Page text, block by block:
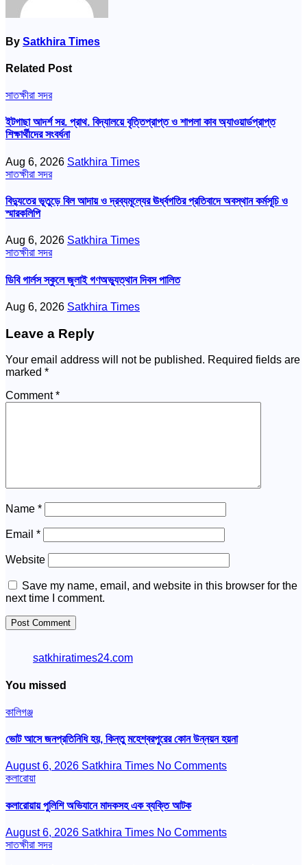
By Satkhira Times
Related Post
সাতক্ষীরা সদর
ইটগাছা আদর্শ সর. প্রাথ. বিদ্যালয়ে বৃত্তিপ্রাপ্ত ও শাপলা কাব অ্যাওয়ার্ডপ্রাপ্ত
শিক্ষার্থীদের সংবর্ধনা
Aug 6, 2026 Satkhira Times
সাতক্ষীরা সদর
বিদ্যুতের ভূতুড়ে বিল আদায় ও দ্রব্যমূল্যের ঊর্ধ্বগতির প্রতিবাদে অবস্থান কর্মসূচি ও
স্মারকলিপি
Aug 6, 2026 Satkhira Times
সাতক্ষীরা সদর
ডিবি গার্লস স্কুলে জুলাই গণঅভ্যুত্থান দিবস পালিত
Aug 6, 2026 Satkhira Times
Leave a Reply
Your email address will not be published. Required fields are
marked *
Comment*
Name *
Email *
Website
Save my name, email, and website in this browser for the
next time I comment.
satkhiratimes24.com
You missed
কালিগঞ্জ
ভোট আসে জনপ্রতিনিধি হয়, কিন্তু মহেশ্বরপুরের কোন উন্নয়ন হয়না
August 6, 2026 Satkhira Times No Comments
কলারোয়া
কলারোয়ায় পুলিশি অভিযানে মাদকসহ এক ব্যক্তি আটক
August 6, 2026 Satkhira Times No Comments
সাতক্ষীরা সদর